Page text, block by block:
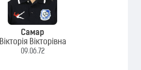
Самар
Вікторія Вікторівна
09.06.72